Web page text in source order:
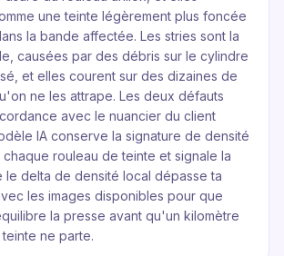
une teinte légèrement plus foncée
la bande affectée. Les stries sont la
causées par des débris sur le cylindre
et elles courent sur des dizaines de
ne les attrape. Les deux défauts
avec le nuancier du client
IA conserve la signature de densité
rouleau de teinte et signale la
le delta de densité local dépasse ta
les images disponibles pour que
la presse avant qu'un kilomètre
ne parte.